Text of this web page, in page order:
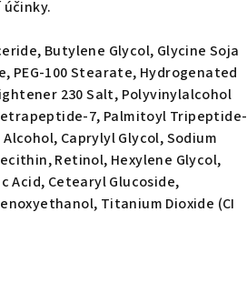
Butylene Glycol, Glycine Soja
PEG-100 Stearate, Hydrogenated
230 Salt, Polyvinylalcohol
7, Palmitoyl Tripeptide-
Caprylyl Glycol, Sodium
Retinol, Hexylene Glycol,
Acid, Cetearyl Glucoside,
Titanium Dioxide (CI